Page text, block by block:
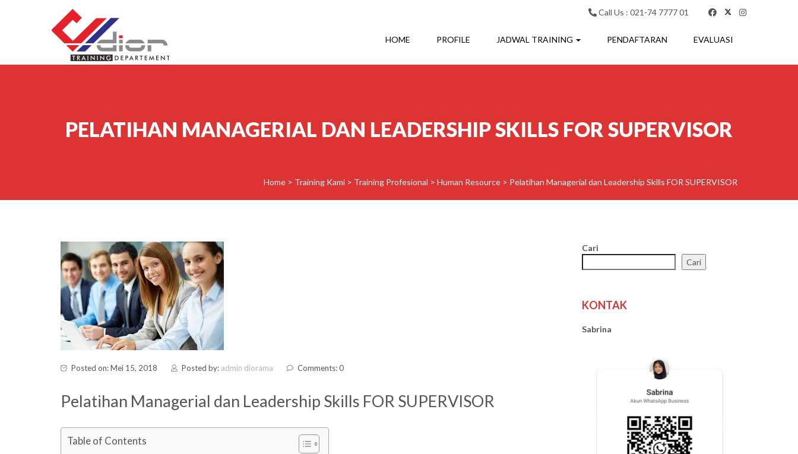
Call Us : 021-74 7777 01
HOME PROFILE JADWAL TRAINING PENDAFTARAN EVALUASI
PELATIHAN MANAGERIAL DAN LEADERSHIP SKILLS FOR SUPERVISOR
Home > Training Kami > Training Profesional > Human Resource > Pelatihan Managerial dan Leadership Skills FOR SUPERVISOR
Posted on: Mei 15, 2018 Posted by: admin diorama Comments: 0
Pelatihan Managerial dan Leadership Skills FOR SUPERVISOR
Table of Contents
Cari
Cari
KONTAK
Sabrina